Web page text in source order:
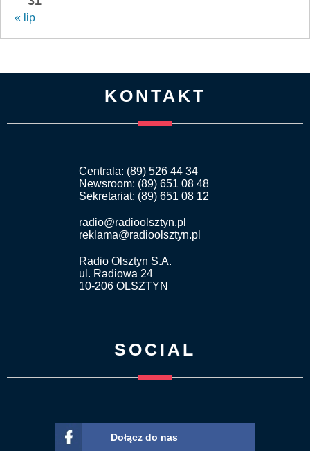
« lip
KONTAKT
Centrala: (89) 526 44 34
Newsroom: (89) 651 08 48
Sekretariat: (89) 651 08 12
radio@radioolsztyn.pl
reklama@radioolsztyn.pl
Radio Olsztyn S.A.
ul. Radiowa 24
10-206 OLSZTYN
SOCIAL
Dołącz do nas